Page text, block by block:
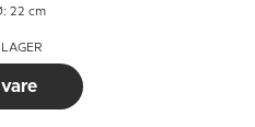
22 cm
LAGER